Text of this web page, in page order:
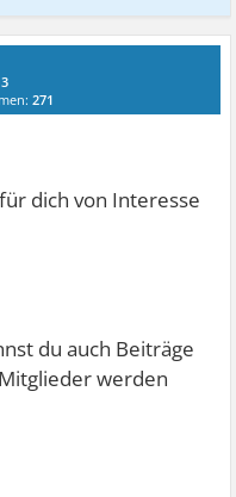
271
dich von Interesse
du auch Beiträge
werden